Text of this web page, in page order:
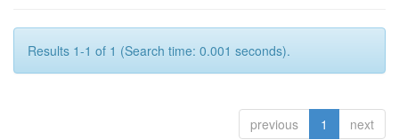
Results 1-1 of 1 (Search time: 0.001 seconds).
previous 1 next